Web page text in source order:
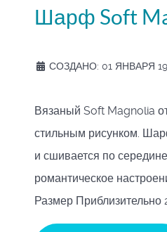
Шарф Soft
СОЗДАНО: 01 ЯНВАРЯ
Вязаный Soft Magnolia
стильным рисунком.
и сшивается по
романтическое
Размер Приблизительно